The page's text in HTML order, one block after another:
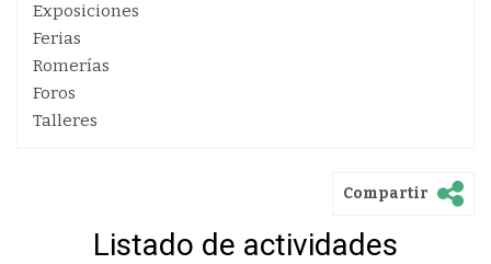
Exposiciones
Ferias
Romerías
Foros
Talleres
Compartir
Listado de actividades